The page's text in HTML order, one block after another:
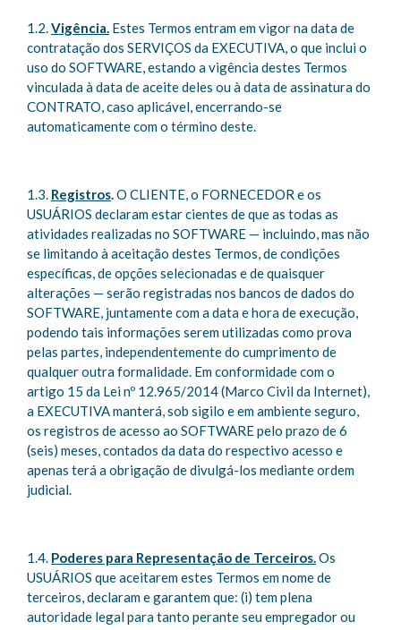
1.2.Vigência. Estes Termos entram em vigor na data de
contratação dos SERVIÇOS da EXECUTIVA, o que inclui o
uso do SOFTWARE, estando a vigência destes Termos
vinculada à data de aceite deles ou à data de assinatura do
CONTRATO, caso aplicável, encerrando-se
automaticamente com o término deste.
1.3. Registros.O CLIENTE, o FORNECEDOR e os
USUÁRIOS declaram estar cientes de que as todas as
atividades realizadas no SOFTWARE — incluindo, mas não
se limitando à aceitação destes Termos, de condições
específicas, de opções selecionadas e de quaisquer
alterações — serão registradas nos bancos de dados do
SOFTWARE, juntamente com a data e hora de execução,
podendo tais informações serem utilizadas como prova
pelas partes, independentemente do cumprimento de
qualquer outra formalidade. Em conformidade com o
artigo 15 da Lei nº 12.965/2014 (Marco Civil da Internet),
a EXECUTIVA manterá, sob sigilo e em ambiente seguro,
os registros de acesso ao SOFTWARE pelo prazo de 6
(seis) meses, contados da data do respectivo acesso e
apenas terá a obrigação de divulgá-los mediante ordem
judicial.
1.4. Poderes para Representação de Terceiros.Os
USUÁRIOS que aceitarem estes Termos em nome de
terceiros, declaram e garantem que: (i) tem plena
autoridade legal para tanto perante seu empregador ou